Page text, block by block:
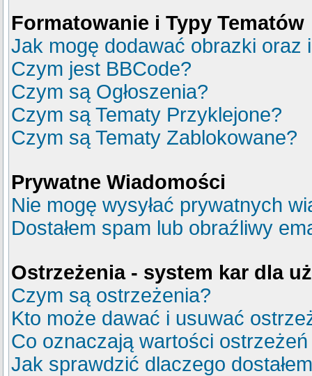
Formatowanie i Typy Tematów
Jak mogę dodawać obrazki oraz
Czym jest BBCode?
Czym są Ogłoszenia?
Czym są Tematy Przyklejone?
Czym są Tematy Zablokowane?
Prywatne Wiadomości
Nie mogę wysyłać prywatnych
Dostałem spam lub obraźliwy
Ostrzeżenia - system kar dla
Czym są ostrzeżenia?
Kto może dawać i usuwać
Co oznaczają wartości
Jak sprawdzić dlaczego